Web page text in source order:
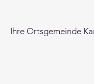
Ihre Ortsgemeinde